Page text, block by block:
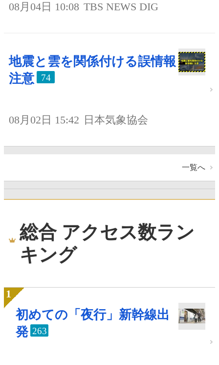
08月04日 10:08 TBS NEWS DIG
地震と雲を関係付ける誤情報
注意
74
08月02日 15:42 日本気象協会
一覧へ
総合 アクセス数ラン
キング
初めての「夜行」新幹線出
発 263